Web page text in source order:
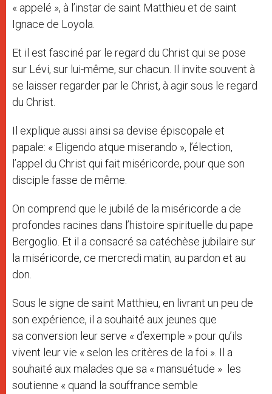
« appelé », à l’instar de saint Matthieu et de saint
Ignace de Loyola.
Et il est fasciné par le regard du Christ qui se pose
sur Lévi, sur lui-même, sur chacun. Il invite souvent à
se laisser regarder par le Christ, à agir sous le regard
du Christ.
Il explique aussi ainsi sa devise épiscopale et
papale: « Eligendo atque miserando », l’élection,
l’appel du Christ qui fait miséricorde, pour que son
disciple fasse de même.
On comprend que le jubilé de la miséricorde a de
profondes racines dans l’histoire spirituelle du pape
Bergoglio. Et il a consacré sa catéchèse jubilaire sur
la miséricorde, ce mercredi matin, au pardon et au
don.
Sous le signe de saint Matthieu, en livrant un peu de
son expérience, il a souhaité aux jeunes que
sa conversion leur serve « d’exemple » pour qu’ils
vivent leur vie « selon les critères de la foi ». Il a
souhaité aux malades que sa « mansuétude » les
soutienne « quand la souffrance semble